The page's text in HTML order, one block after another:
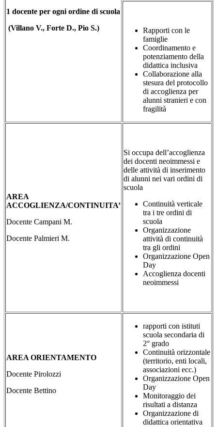
1 docente per ogni ordine di scuola
(Villano V., Forte D., Pio S.)
Rapporti con le
famiglie
Coordinamento e
potenziamento della
didattica inclusiva
Collaborazione alla
stesura del protocollo
di accoglienza per
alunni stranieri e con
fragilità
AREA
ACCOGLIENZA/CONTINUITA’
Docente Campani M.
Docente Palmieri M.
Si occupa dell’accoglienza
dei docenti neoimmessi e
delle attività di inserimento
di alunni nei vari ordini di
scuola
Continuità verticale
tra i tre ordini di
scuola
Organizzazione
attività di continuità
tra gli ordini
Organizzazione Open
Day
Accoglienza docenti
neoimmessi
AREA ORIENTAMENTO
Docente Pirolozzi
Docente Bettino
rapporti con istituti
scuola secondaria di
2° grado
Continuità orizzontale
(territorio, enti locali,
associazioni ecc.)
Organizzazione Open
Day
Monitoraggio dei
risultati a distanza
Organizzazione di
didattica orientativa